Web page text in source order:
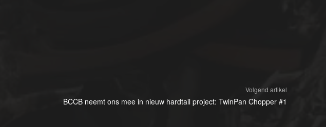
Volgend artikel
BCCB neemt ons mee in nieuw hardtail project: TwinPan Chopper #1